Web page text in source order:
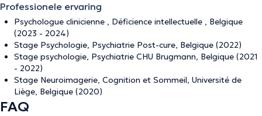
Professionele ervaring
Psychologue clinicienne , Déficience intellectuelle , Belgique
(2023 - 2024)
Stage Psychologie, Psychiatrie Post-cure, Belgique (2022)
Stage psychologie, Psychiatrie CHU Brugmann, Belgique (2021
- 2022)
Stage Neuroimagerie, Cognition et Sommeil, Université de
Liège, Belgique (2020)
FAQ